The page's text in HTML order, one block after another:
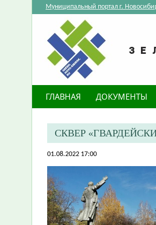
Муниципальный портал г.
ГЛАВНАЯ ДОКУМЕНТЫ
​СКВЕР
01.08.2022 17:00